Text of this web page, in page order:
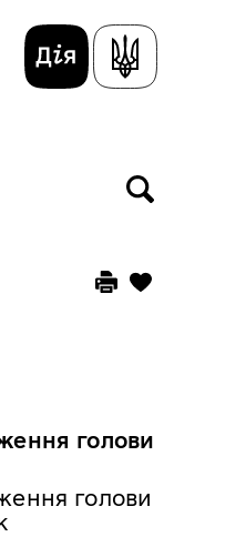
голови
голови